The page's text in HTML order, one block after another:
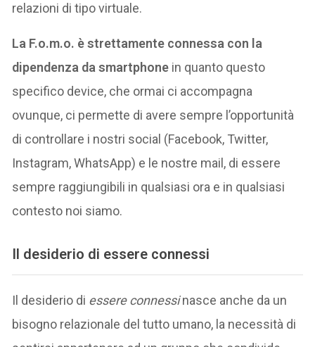
relazioni di tipo virtuale.
La F.o.m.o. è strettamente connessa con la
dipendenza da smartphone in quanto questo
specifico device, che ormai ci accompagna
ovunque, ci permette di avere sempre l’opportunità
di controllare i nostri social (Facebook, Twitter,
Instagram, WhatsApp) e le nostre mail, di essere
sempre raggiungibili in qualsiasi ora e in qualsiasi
contesto noi siamo.
Il desiderio di essere connessi
Il desiderio di essere connessinasce anche da un
bisogno relazionale del tutto umano, la necessità di